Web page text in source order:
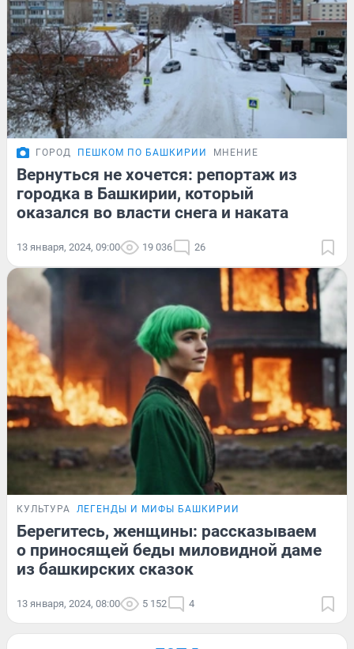
ГОРОД ПЕШКОМ ПО БАШКИРИИ МНЕНИЕ
Вернуться не хочется: репортаж из
городка в Башкирии, который
оказался во власти снега и наката
13 января, 2024, 09:00 19 036 26
КУЛЬТУРА ЛЕГЕНДЫ И МИФЫ БАШКИРИИ
Берегитесь, женщины: рассказываем
о приносящей беды миловидной даме
из башкирских сказок
13 января, 2024, 08:00 5 152 4